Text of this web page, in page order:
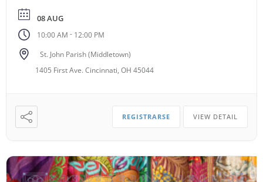
08 AUG
10:00 AM - 12:00 PM
St. John Parish (Middletown)
1405 First Ave. Cincinnati, OH 45044
REGISTRARSE VIEW DETAIL